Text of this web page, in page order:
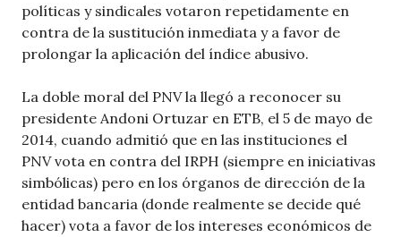
políticas y sindicales votaron repetidamente en
contra de la sustitución inmediata y a favor de
prolongar la aplicación del índice abusivo.
La doble moral del PNV la llegó a reconocer su
presidente Andoni Ortuzar en ETB, el 5 de mayo de
2014, cuando admitió que en las instituciones el
PNV vota en contra del IRPH (siempre en iniciativas
simbólicas) pero en los órganos de dirección de la
entidad bancaria (donde realmente se decide qué
hacer) vota a favor de los intereses económicos de